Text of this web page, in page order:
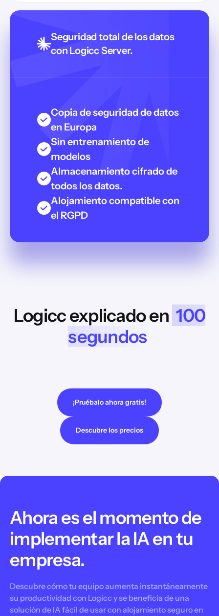
Seguridad total de los datos
con Logicc Server.
Copia de seguridad de datos
en Europa
Sin entrenamiento de
modelos
Almacenamiento cifrado de
todos los datos.
Alojamiento compatible con
el RGPD
Logicc explicado en 100
segundos
¡Pruébalo ahora gratis!
Descubre los precios
Ahora es el momento de
implementar la IA en tu
empresa.
Descubre cómo tu equipo aumenta instantáneamente
su productividad con Logicc y se beneficia de una
solución de IA fácil de usar con alojamiento seguro en